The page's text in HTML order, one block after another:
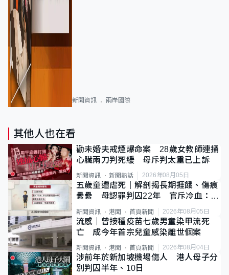
新聞資訊 兩岸國際
其他人也在看
勸未婚夫戒煙爆命案 28歲女教師連捅
心臟兩刀判死緩 母斥判太重已上訴
新聞資訊 新聞熱話 2026年08月05日
五歲童遭虐死｜解剖揭長期捱餓、傷痕
纍纍 母認罪判囚22年 官斥冷血：同
類案最惡劣
新聞資訊 港聞 首頁新聞 2026年08月05日
流感｜曾接種疫苗七歲男童染甲流死
亡 成今年首宗兒童感染離世個案
新聞資訊 港聞 首頁新聞 2026年08月04日
涉前年於新加坡機場傷人 港人母子分
別判囚半年、10日